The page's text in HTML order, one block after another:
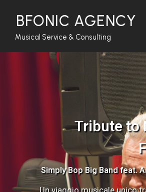
BFONIC AGENCY
Musical Service & Consulting
Tribute to
Simply Bop Big Band feat.
Un viaggio musicale unico